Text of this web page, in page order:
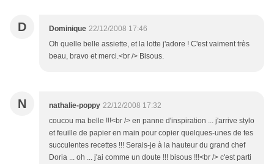
D Dominique 22/12/2008 17:46
Oh quelle belle assiette, et la lotte j'adore ! C'est vaiment très
beau, bravo et merci.<br /> Bisous.
N nathalie-poppy 22/12/2008 17:32
coucou ma belle !!!<br /> en panne d'inspiration ... j'arrive stylo
et feuille de papier en main pour copier quelques-unes de tes
succulentes recettes !!! Serais-je à la hauteur du grand chef
Doria ... oh ... j'ai comme un doute !!! bisous !!!<br /> c'est parti